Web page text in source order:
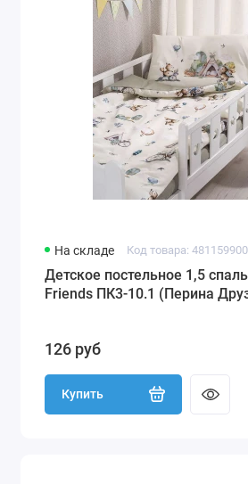
На складе Код товара:
Детское постельное 1,5
Friends ПК3-10.1 (Перина
126 руб
Купить